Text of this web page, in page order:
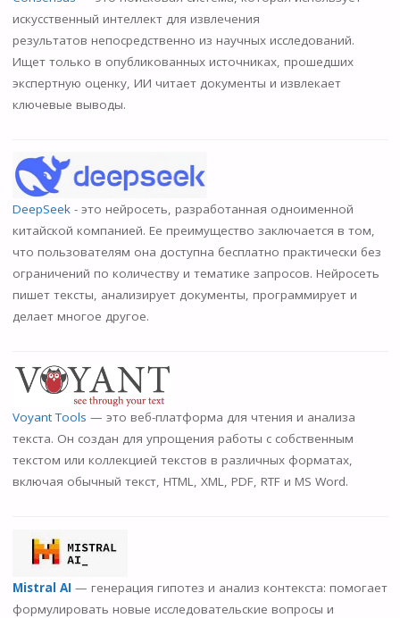
искусственный интеллект для извлечения
результатов непосредственно из научных исследований.
Ищет только в опубликованных источниках, прошедших
экспертную оценку, ИИ читает документы и извлекает
ключевые выводы.
DeepSeek - это нейросеть, разработанная одноименной
китайской компанией. Ее преимущество заключается в том,
что пользователям она доступна бесплатно практически без
ограничений по количеству и тематике запросов. Нейросеть
пишет тексты, анализирует документы, программирует и
делает многое другое.
Voyant Tools — это веб-платформа для чтения и анализа
текста. Он создан для упрощения работы с собственным
текстом или коллекцией текстов в различных форматах,
включая обычный текст, HTML, XML, PDF, RTF и MS Word.
Mistral AI — генерация гипотез и анализ контекста: помогает
формулировать новые исследовательские вопросы и